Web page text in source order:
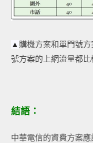
▲ 購機方案和單門號
號方案的上網流量都
結語：
中華電信的資費方案